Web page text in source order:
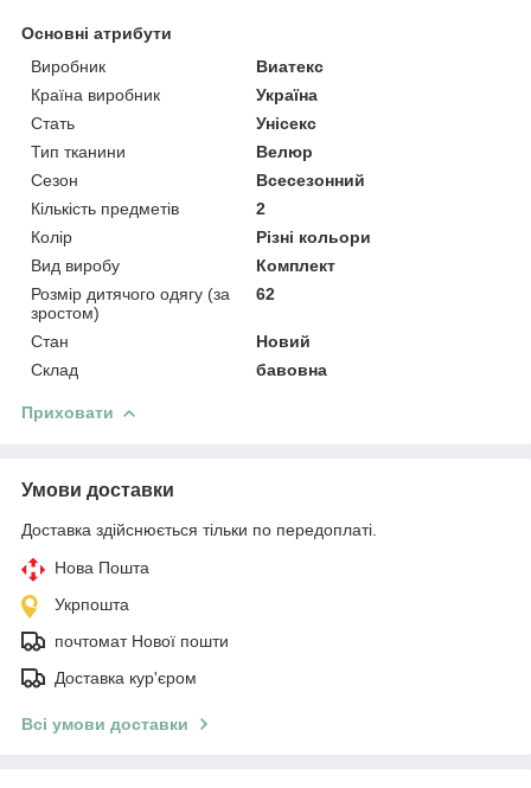
Основні атрибути
Виробник
Виатекс
Країна виробник
Україна
Стать
Унісекс
Тип тканини
Велюр
Сезон
Всесезонний
Кількість предметів
2
Колір
Різні кольори
Вид виробу
Комплект
Розмір дитячого одягу (за
зростом)
62
Стан
Новий
Склад
бавовна
Приховати
Умови доставки
Доставка здійснюється тільки по передоплаті.
Нова Пошта
Укрпошта
почтомат Нової пошти
Доставка кур'єром
Всі умови доставки